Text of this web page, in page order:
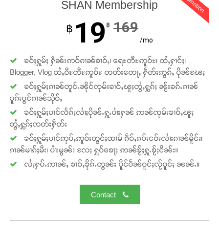
Support SHAN
တႃႇႁႂ်ႈသဵင်ၵၢင်ၸႂ်ၵူၼ်းမိူင်း ၵူႈတီႈၵူႈလႅၼ်ပေႃးတေၸွ
တ်ႇ တူဝ်ႈလုမ်ႈၾႃႉၼၼ်ႉ ၶဝ်ႈႁူမ်ႈၵမ်ႉထႅမ် ၸုမ်းၶၢ
ဝ်ႇၽူႈတွႆႇႁွၵ်ႈ လႆႈယူႇၶႃႈဢေႃႈ။
Donate Now
SHAN Membership
฿ 19 ฿ 169
/mo
ၶဝ်ႈႁူမ်ႈ ႁဵၼ်းဢဝ်ၵၢၼ်ၶၢဝ်ႇ၊ ရေႊတီႊဢူဝ်ႊ၊ ထႆႇႁၢင်ႈ၊
Blogger, Vlog ထႆႇဝီႊတီႊဢူဝ်ႊ တတ်းတေႃႇ ႁဵတ်းဢွၵ်ႇ ပိုၼ်ၽႄႈ
ၶဝ်ႈႁူမ်ႈၵၢၼ်တူင်ႉၼိုင်ၸုမ်းၶၢဝ်ႇၽူႈတွႆႇႁွၵ်ႈ ၼႂ်းၶၵ်ႉၵၢၼ်
ပူၵ်းပွင်ၵၢၼ်သိုဝ်ႇ
ၶဝ်ႈႁူမ်ႈပၢင်လႅၵ်ႈလၢႆႈပိုၼ်ႉႁူႉပၢႆးႁၼ် ဢၼ်ၸုမ်းၶၢဝ်ႇၽူႈ
တွႆႇႁွၵ်ႈၸတ်းႁဵတ်း
ၶဝ်ႈႁူမ်ႈပၢင်ဢုပ်ႇဢူဝ်းတွင်ႈထၢမ် ၵဵဝ်ႇၵပ်းငဝ်းလၢႆးၵၢၼ်မိူင်း၊
ၵၢၼ်မၢၵ်ႈမီး၊ ပၢႆးမွၼ်း လႄႈ ႁူဝ်ၶေႃႈ ဢၼ်ၶႂ်ႈႁူႉၶႂ်ႈငိၼ်း။
လႆႈႁပ်ႉဢၢၼ်ႇ ၶၢဝ်ႇၶိုၵ်ႉတွၼ်း ပိူင်ပဵၼ်ဝူင်ႈလႂ်ဝူင်ႈ ၼၼ်ႉ။
Contact